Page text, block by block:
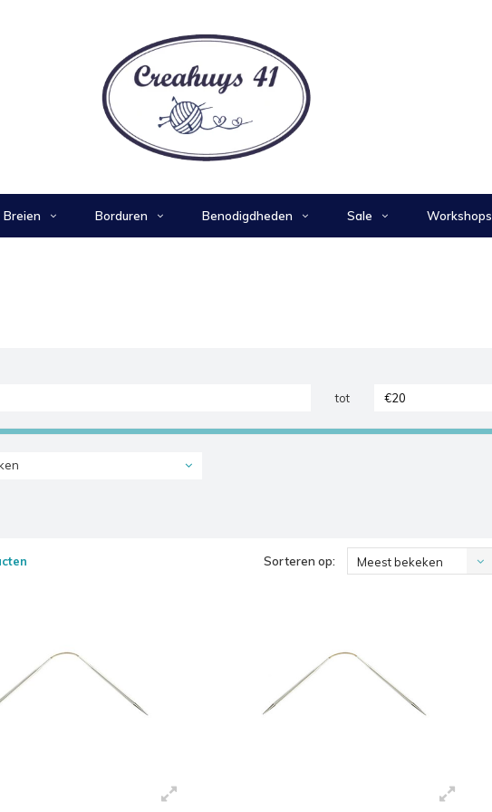
Breien Borduren Benodigdheden Sale Workshops
tot
Sorteren op: Meest bekeken